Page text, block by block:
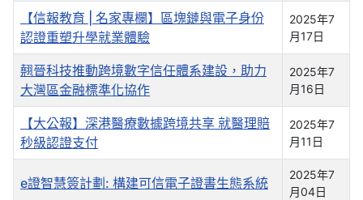
【信報教育 | 名家專欄】區塊鏈與電子身份
認證重塑升學就業體驗
2025年7
月17日
翹晉科技推動跨境數字信任體系建設，助力
大灣區金融標準化協作
2025年7
月16日
【大公報】深港醫療數據跨境共享 就醫理賠
秒級認證支付
2025年7
月11日
e證智慧簽計劃: 構建可信電子證書生態系統
2025年7
月04日